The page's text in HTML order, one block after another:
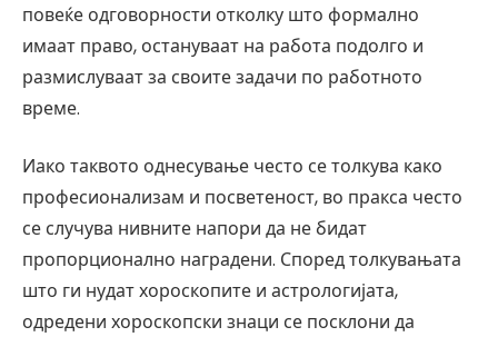
повеќе одговорности отколку што формално
имаат право, остануваат на работа подолго и
размислуваат за своите задачи по работното
време.
Иако таквото однесување често се толкува како
професионализам и посветеност, во пракса често
се случува нивните напори да не бидат
пропорционално наградени. Според толкувањата
што ги нудат хороскопите и астрологијата,
одредени хороскопски знаци се посклони да